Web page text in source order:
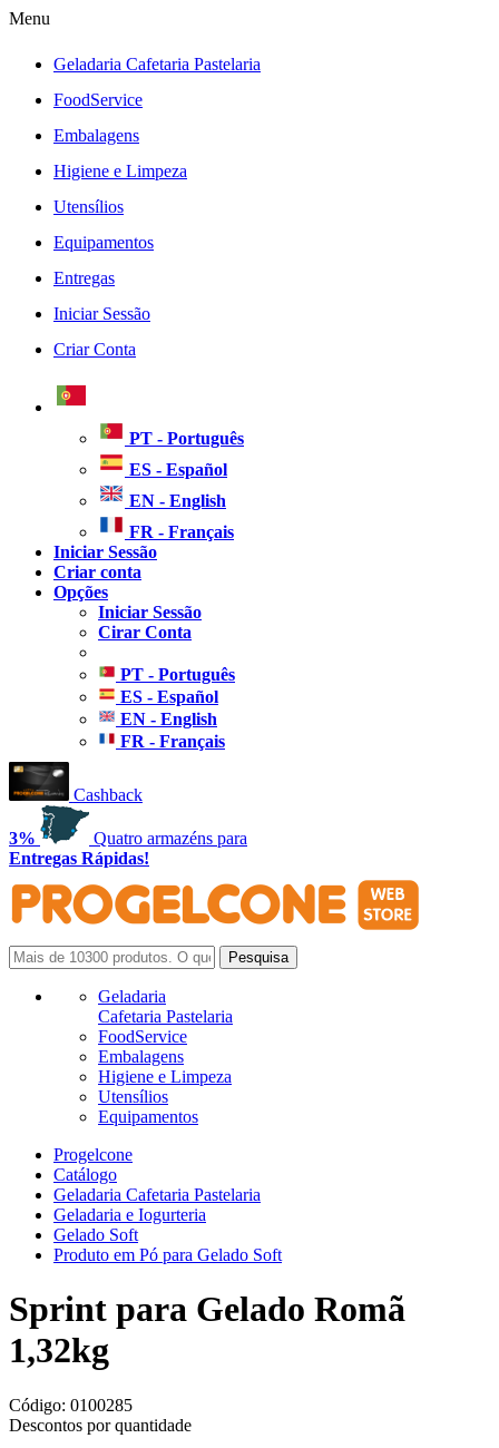
Menu
Geladaria Cafetaria Pastelaria
FoodService
Embalagens
Higiene e Limpeza
Utensílios
Equipamentos
Entregas
Iniciar Sessão
Criar Conta
PT - Português
ES - Español
EN - English
FR - Français
Iniciar Sessão
Criar conta
Opções
Iniciar Sessão
Cirar Conta
PT - Português
ES - Español
EN - English
FR - Français
Cashback
3%
Quatro armazéns para
Entregas Rápidas!
Geladaria
Cafetaria Pastelaria
FoodService
Embalagens
Higiene e Limpeza
Utensílios
Equipamentos
Progelcone
Catálogo
Geladaria Cafetaria Pastelaria
Geladaria e Iogurteria
Gelado Soft
Produto em Pó para Gelado Soft
Sprint para Gelado Romã
1,32kg
Código: 0100285
Descontos por quantidade